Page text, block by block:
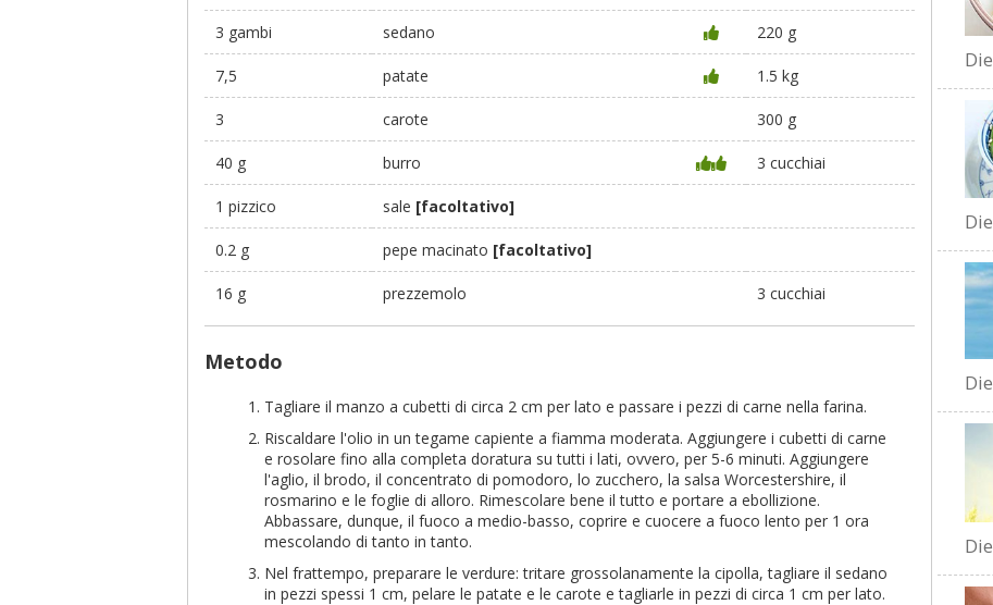
3 gambi sedano 220 g
7,5 patate 1.5 kg
3 carote 300 g
40 g burro 3 cucchiai
1 pizzico sale [facoltativo]
0.2 g pepe macinato [facoltativo]
16 g prezzemolo 3 cucchiai
Metodo
Tagliare il manzo a cubetti di circa 2 cm per lato e passare i pezzi di carne nella farina.
Riscaldare l'olio in un tegame capiente a fiamma moderata. Aggiungere i cubetti di carne
e rosolare fino alla completa doratura su tutti i lati, ovvero, per 5-6 minuti. Aggiungere
l'aglio, il brodo, il concentrato di pomodoro, lo zucchero, la salsa Worcestershire, il
rosmarino e le foglie di alloro. Rimescolare bene il tutto e portare a ebollizione.
Abbassare, dunque, il fuoco a medio-basso, coprire e cuocere a fuoco lento per 1 ora
mescolando di tanto in tanto.
Nel frattempo, preparare le verdure: tritare grossolanamente la cipolla, tagliare il sedano
in pezzi spessi 1 cm, pelare le patate e le carote e tagliarle in pezzi di circa 1 cm per lato.